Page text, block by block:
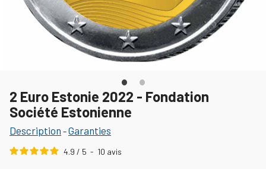
2 Euro Estonie 2022 - Fondation
Société Estonienne
Description -Garanties
4.9 / 5 - 10 avis